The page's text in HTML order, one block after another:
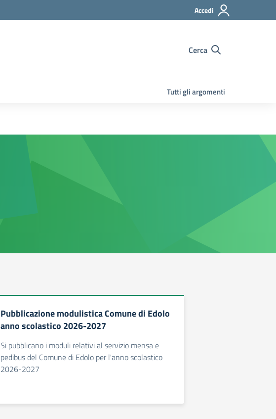
Accedi
Cerca
Tutti gli argomenti
Pubblicazione modulistica Comune di Edolo
anno scolastico 2026-2027
Si pubblicano i moduli relativi al servizio mensa e
pedibus del Comune di Edolo per l'anno scolastico
2026-2027